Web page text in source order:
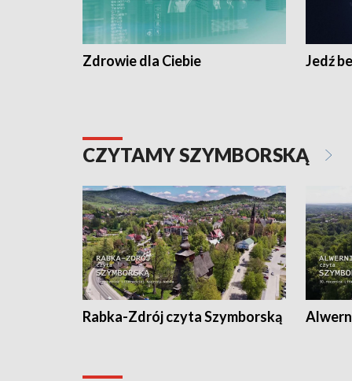
Zdrowie dla Ciebie Jedź
CZYTAMY SZYMBORSKĄ
Rabka-Zdrój czyta Szymborską